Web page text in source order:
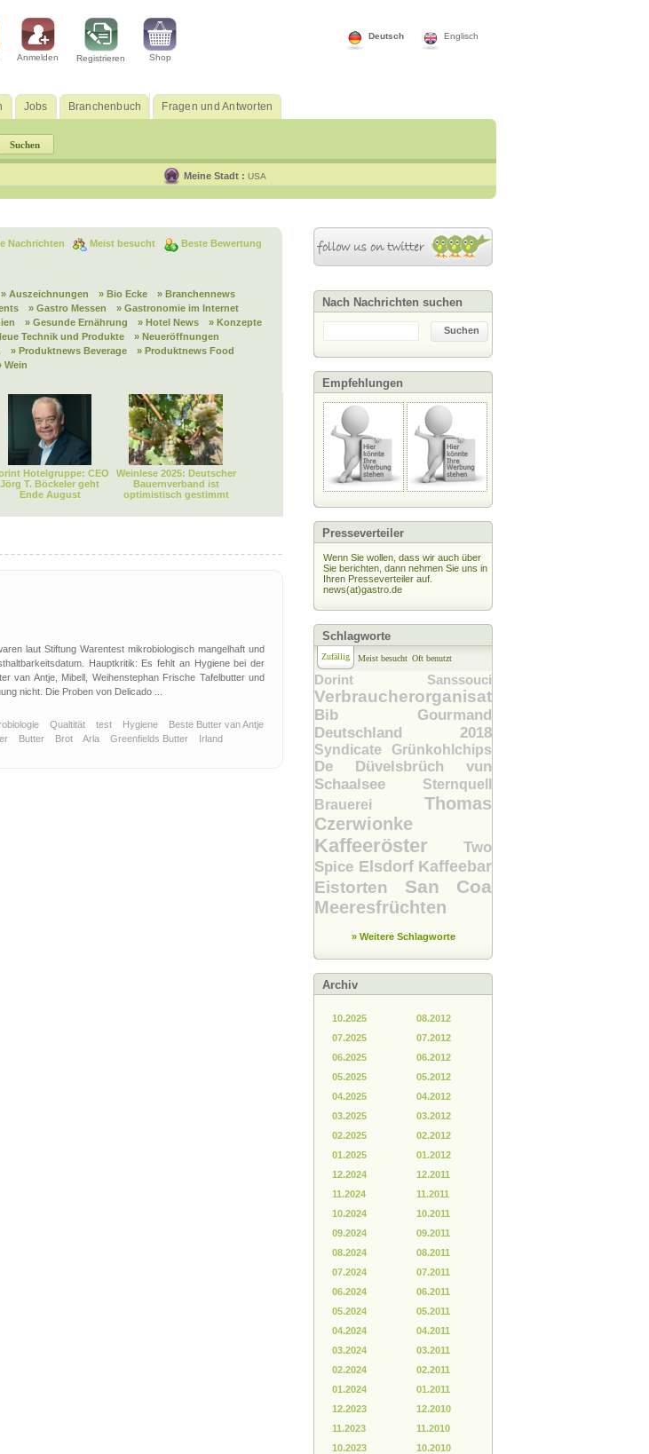
Englisch
Deutsch
Anmelden Registrieren Shop
Jobs Branchenbuch Fragen und Antworten
Meine Stadt : USA
Nachrichten Meist besucht Beste Bewertung
» Auszeichnungen » Bio Ecke
» Branchennews
» Gastro Messen
» Gastronomie im Internet
» Gesunde Ernährung » Hotel News
» Konzepte
Technik und Produkte
» Neueröffnungen
» Produktnews Beverage
» Produktnews Food
Wein
Hotelgruppe: CEO
Jörg T. Böckeler geht
Ende August
Weinlese 2025: Deutscher
Bauernverband ist
optimistisch gestimmt
laut Stiftung Warentest mikrobiologisch mangelhaft und
Hauptkritik: Es fehlt an Hygiene bei der
van Antje, Mibell, Weihenstephan Frische Tafelbutter und
nicht. Die Proben von Delicado ...
Qualtität test Hygiene
Beste Butter van Antje
Butter Brot Arla Greenfields Butter
Irland
Nach Nachrichten suchen
Suchen
Empfehlungen
Presseverteiler
Wenn Sie wollen, dass wir auch über
Sie berichten, dann nehmen Sie uns in
Ihren Presseverteiler auf.
news(at)gastro.de
Schlagworte
Zufällig Meist besucht Oft benutzt
Dorint Sanssouci
Verbraucherorganisation
Bib Gourmand
Deutschland 2018
Syndicate Grünkohlchips
De Düvelsbrüch vun
Schaalsee
Sternquell
Brauerei Thomas
Czerwionke
Kaffeeröster
Two
Spice Elsdorf Kaffeebar
Eistorten San Coa
Meeresfrüchten
» Weitere Schlagworte
Archiv
10.2025
07.2025
06.2025
05.2025
04.2025
03.2025
02.2025
01.2025
12.2024
11.2024
10.2024
09.2024
08.2024
07.2024
06.2024
05.2024
04.2024
03.2024
02.2024
01.2024
12.2023
11.2023
10.2023
08.2012
07.2012
06.2012
05.2012
04.2012
03.2012
02.2012
01.2012
12.2011
11.2011
10.2011
09.2011
08.2011
07.2011
06.2011
05.2011
04.2011
03.2011
02.2011
01.2011
12.2010
11.2010
10.2010